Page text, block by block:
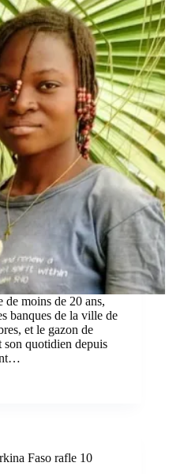
moins de 20 ans,
banques de la ville de
et le gazon de
quotidien depuis
Faso rafle 10